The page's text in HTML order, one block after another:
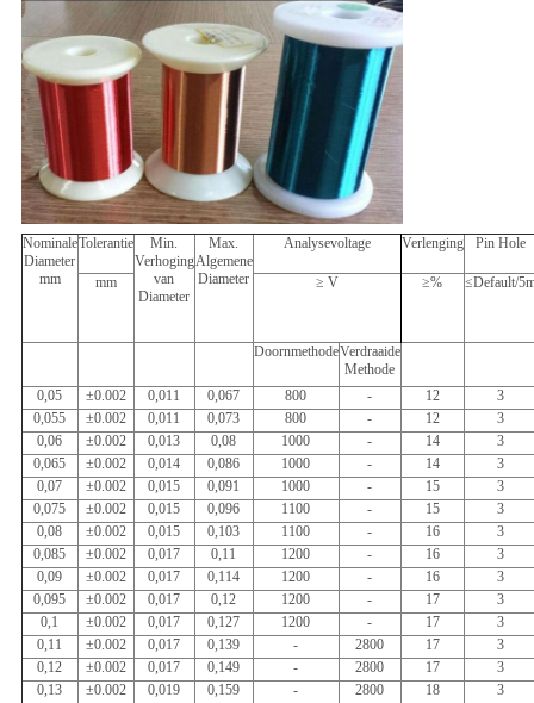
Nominale
Diameter
mm
Tolerantie
Min.
Verhoging
van
Diameter
Max.
Algemene
Diameter
Analysevoltage Verlenging Pin Hole
mm ≥ V ≥% ≤Default/
DoornmethodeVerdraaide
Methode
0,05
±0.002 0,011 0,067 800 - 12
3
0,055
±0.002 0,011 0,073 800 - 12
3
0,06
±0.002 0,013 0,08 1000 - 14
3
0,065
±0.002 0,014 0,086 1000 - 14
3
0,07
±0.002 0,015 0,091 1000 - 15
3
0,075
±0.002 0,015 0,096 1100 - 15
3
0,08
±0.002 0,015 0,103 1100 - 16
3
0,085
±0.002 0,017 0,11 1200 - 16
3
0,09
±0.002 0,017 0,114 1200 - 16
3
0,095
±0.002 0,017 0,12 1200 - 17
3
0,1
±0.002 0,017 0,127 1200 - 17
3
0,11
±0.002 0,017 0,139 - 2800 17
3
0,12
±0.002 0,017 0,149 - 2800 17
3
0,13
±0.002 0,019 0,159 - 2800 18
3